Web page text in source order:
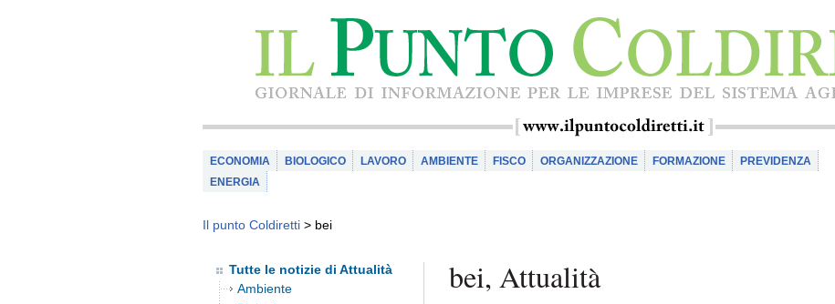
ECONOMIA BIOLOGICO LAVORO AMBIENTE FISCO ORGANIZZAZIONE FORMAZIONE
PREVIDENZA
ENERGIA
Il punto Coldiretti > bei
Tutte le notizie di Attualità
Ambiente
bei, Attualità